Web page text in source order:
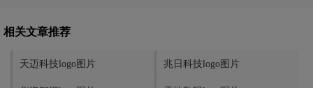
相关文章推荐
天迈科技logo图片 兆日科技logo图片